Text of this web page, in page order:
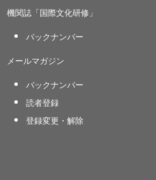
機関誌「国際文化研修」
バックナンバー
メールマガジン
バックナンバー
読者登録
登録変更・解除